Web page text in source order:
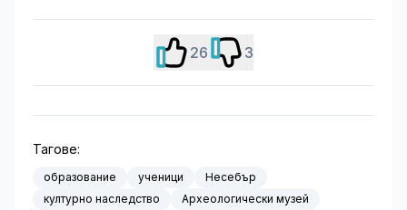
26 3
Тагове:
образование ученици
Несебър
културно наследство
Археологически музей